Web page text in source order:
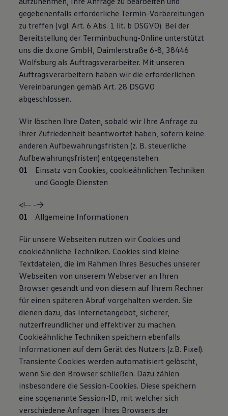
gegebenenfalls erforderliche Termin-Vorbereitungen
zu treffen (vgl. Art. 6 Abs. 1 lit. b DSGVO). Bei der
Bereitstellung der Terminbuchung-Online unterstützt
uns die dx.one GmbH, Daimlerstraße 6-8, 38446
Wolfsburg als Auftragsverarbeiter. Mit unseren
Auftragsverarbeitern haben wir die erforderlichen
Vereinbarungen gemäß Art. 28 DSGVO
abgeschlossen.
Wir löschen Ihre Daten, sobald wir Ihre Anfrage zu
Ihrer Zufriedenheit beantwortet haben, sofern keine
anderen Aufbewahrungsfristen (z. B. steuerliche
Aufbewahrungsfristen) entgegenstehen.
Einsatz von Cookies, cookieähnlichen Techniken
und Google Diensten
<!-- -->
Allgemeine Informationen
Für unsere Webseiten nutzen wir Cookies und
cookieähnliche Techniken. Cookies sind kleine
Textdateien, die im Rahmen Ihres Besuches unserer
Webseiten von unserem Webserver an Ihren
Browser gesandt und von diesem auf Ihrem Rechner
für einen späteren Abruf vorgehalten werden. Sie
dienen dazu, das Internetangebot, sicherer,
nutzerfreundlicher und effektiver zu machen.
Cookieähnliche Techniken speichern ebenfalls
Informationen auf dem Gerät des Nutzers (z.B. Pixel).
Transiente Cookies werden automatisiert gelöscht,
wenn Sie den Browser schließen. Dazu zählen
insbesondere die Session-Cookies. Diese speichern
eine sogenannte Session-ID, mit welcher sich
verschiedene Anfragen Ihres Browsers der